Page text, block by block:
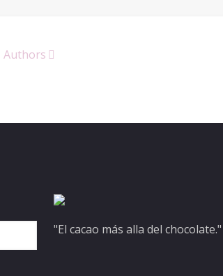
Authors
"El cacao más alla del chocolate."